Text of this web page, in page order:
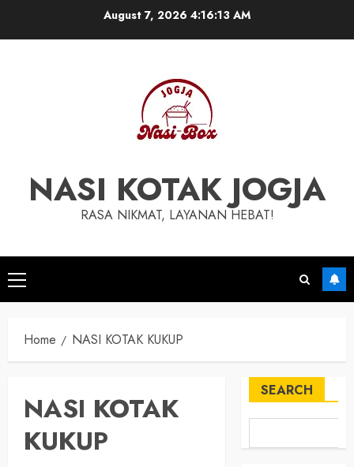
August 7, 2026 4:16:14 AM
NASI KOTAK JOGJA
RASA NIKMAT, LAYANAN HEBAT!
Home NASI KOTAK KUKUP
NASI KOTAK
KUKUP
SEARCH